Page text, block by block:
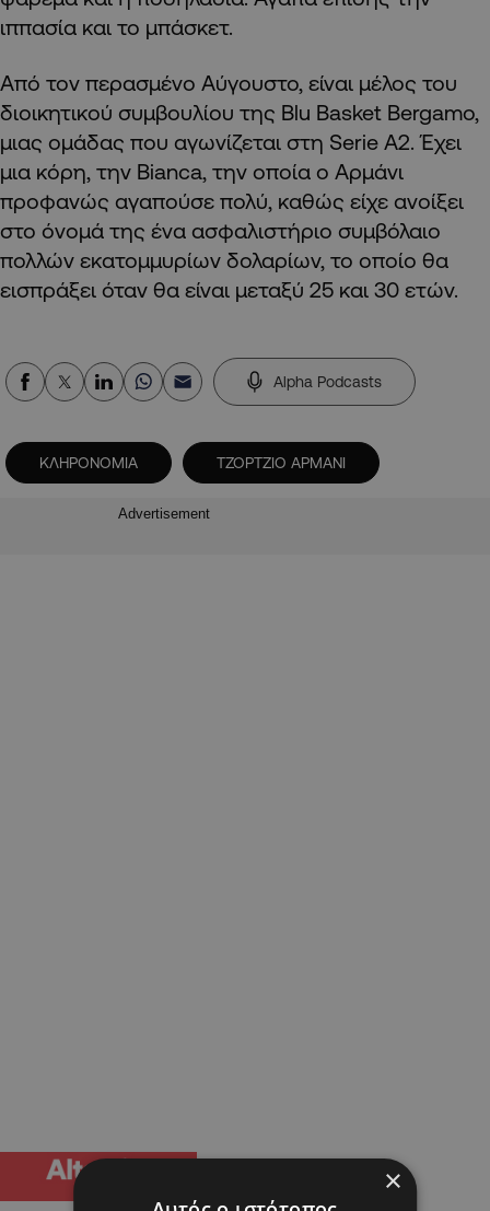
ιππασία και το μπάσκετ.
Από τον περασμένο Αύγουστο, είναι μέλος του
διοικητικού συμβουλίου της Blu Basket Bergamo,
μιας ομάδας που αγωνίζεται στη Serie A2. Έχει
μια κόρη, την Bianca, την οποία ο Αρμάνι
προφανώς αγαπούσε πολύ, καθώς είχε ανοίξει
στο όνομά της ένα ασφαλιστήριο συμβόλαιο
πολλών εκατομμυρίων δολαρίων, το οποίο θα
εισπράξει όταν θα είναι μεταξύ 25 και 30 ετών.
Alpha Podcasts
ΚΛΗΡΟΝΟΜΙΑ ΤΖΟΡΤΖΙΟ ΑΡΜΑΝΙ
Advertisement
×